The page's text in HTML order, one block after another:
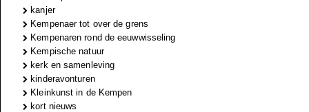
kanjer
Kempenaer tot over de grens
Kempenaren rond de eeuwwisseling
Kempische natuur
kerk en samenleving
kinderavonturen
Kleinkunst in de Kempen
kort nieuws